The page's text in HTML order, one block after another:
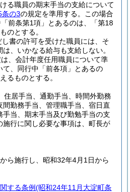
る職員の期末手当の支給について
条の3の規定を準用する。
この場合
前条第1項」とあるのは、「第18
のとする。
書の許可を受けた職員には、そ
、いかなる給与も支給しない。
、会計年度任用職員について準
て、同行中「前各項」とあるの
るものとする。
住居手当、通勤手当、時間外勤務
勤務手当、管理職手当、宿日直
当、期末手当及び勤勉手当の支
行に関し必要な事項は、町長が
ら施行し、昭和32年4月1日から
する条例(昭和24年11月大淀町条